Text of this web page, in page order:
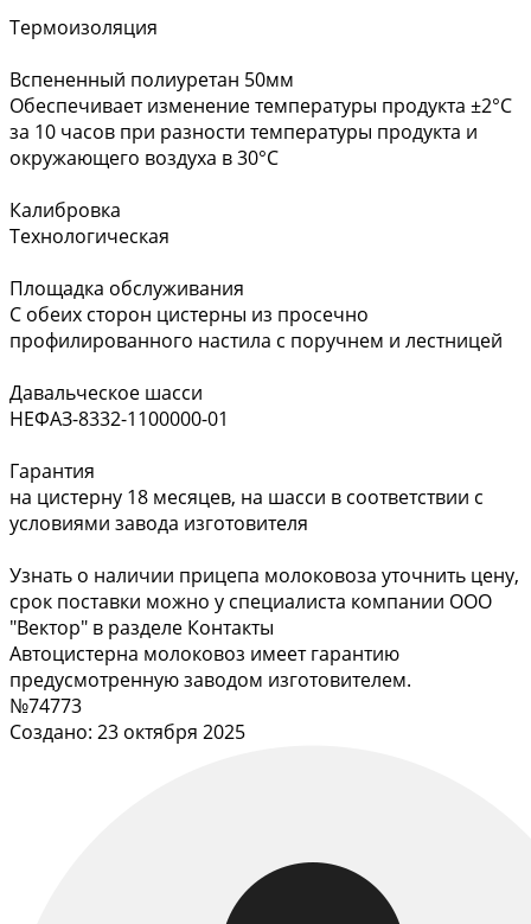
Термоизоляция
Вспененный полиуретан 50мм
Обеспечивает изменение температуры продукта ±2°С
за 10 часов при разности температуры продукта и
окружающего воздуха в 30°С
Калибровка
Технологическая
Площадка обслуживания
С обеих сторон цистерны из просечно
профилированного настила с поручнем и лестницей
Давальческое шасси
НЕФАЗ-8332-1100000-01
Гарантия
на цистерну 18 месяцев, на шасси в соответствии с
условиями завода изготовителя
Узнать о наличии прицепа молоковоза уточнить цену,
срок поставки можно у специалиста компании ООО
"Вектор" в разделе Контакты
Автоцистерна молоковоз имеет гарантию
предусмотренную заводом изготовителем.
№74773
Создано: 23 октября 2025